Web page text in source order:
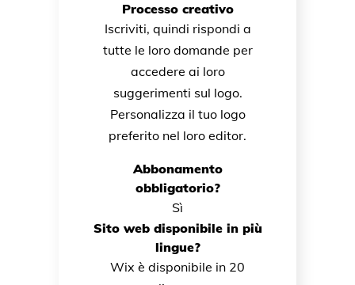
Processo creativo
Iscriviti, quindi rispondi a
tutte le loro domande per
accedere ai loro
suggerimenti sul logo.
Personalizza il tuo logo
preferito nel loro editor.
Abbonamento
obbligatorio?
Sì
Sito web disponibile in più
lingue?
Wix è disponibile in 20